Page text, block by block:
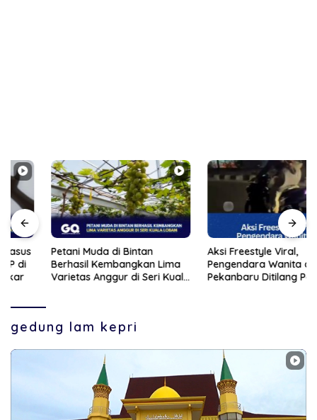
Petani Muda di Bintan
Berhasil Kembangkan Lima
Varietas Anggur di Seri Kuala
Aksi Freestyle Viral,
Pengendara Wanita di
Pekanbaru Ditilang Polisi
gedung lam kepri